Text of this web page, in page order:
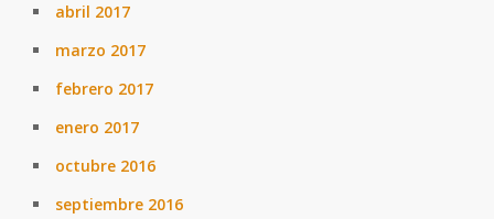
abril 2017
marzo 2017
febrero 2017
enero 2017
octubre 2016
septiembre 2016